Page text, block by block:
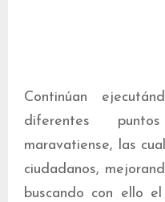
Continúan
diferentes
maravatiense, las
ciudadanos,
buscando con ello